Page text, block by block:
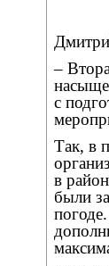
–
с
Так, в
в
были